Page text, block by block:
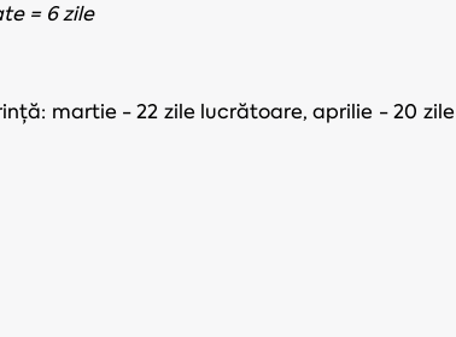
= 6 zile
martie - 22 zile lucrătoare, aprilie - 20 zile